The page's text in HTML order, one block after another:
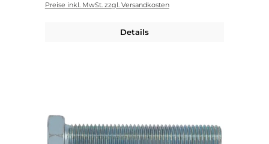
Preise inkl. MwSt. zzgl. Versandkosten
Details